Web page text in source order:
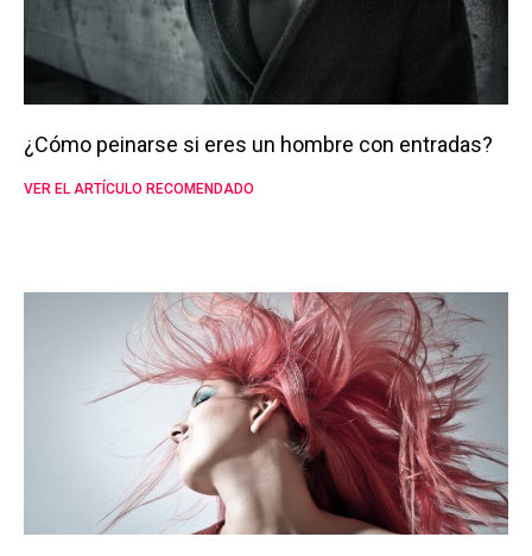
¿Cómo peinarse si eres un hombre con entradas?
VER EL ARTÍCULO RECOMENDADO